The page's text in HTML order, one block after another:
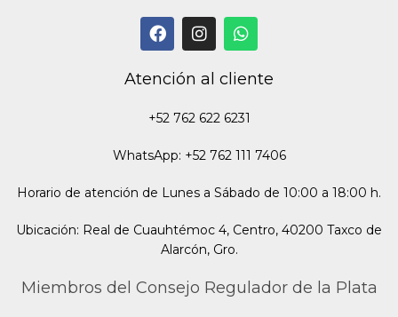
Atención al cliente
+52 762 622 6231
WhatsApp: +52 762 111 7406
Horario de atención de Lunes a Sábado de 10:00 a 18:00 h.
Ubicación: Real de Cuauhtémoc 4, Centro, 40200 Taxco de
Alarcón, Gro.
Miembros del Consejo Regulador de la Plata